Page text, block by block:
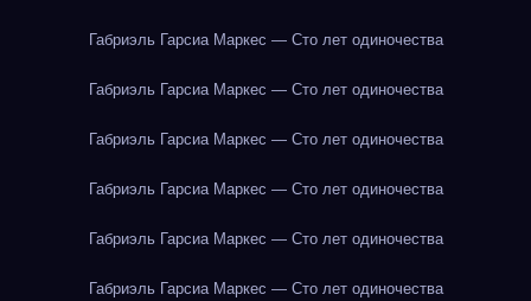
Габриэль Гарсиа Маркес — Сто лет одиночества
Габриэль Гарсиа Маркес — Сто лет одиночества
Габриэль Гарсиа Маркес — Сто лет одиночества
Габриэль Гарсиа Маркес — Сто лет одиночества
Габриэль Гарсиа Маркес — Сто лет одиночества
Габриэль Гарсиа Маркес — Сто лет одиночества